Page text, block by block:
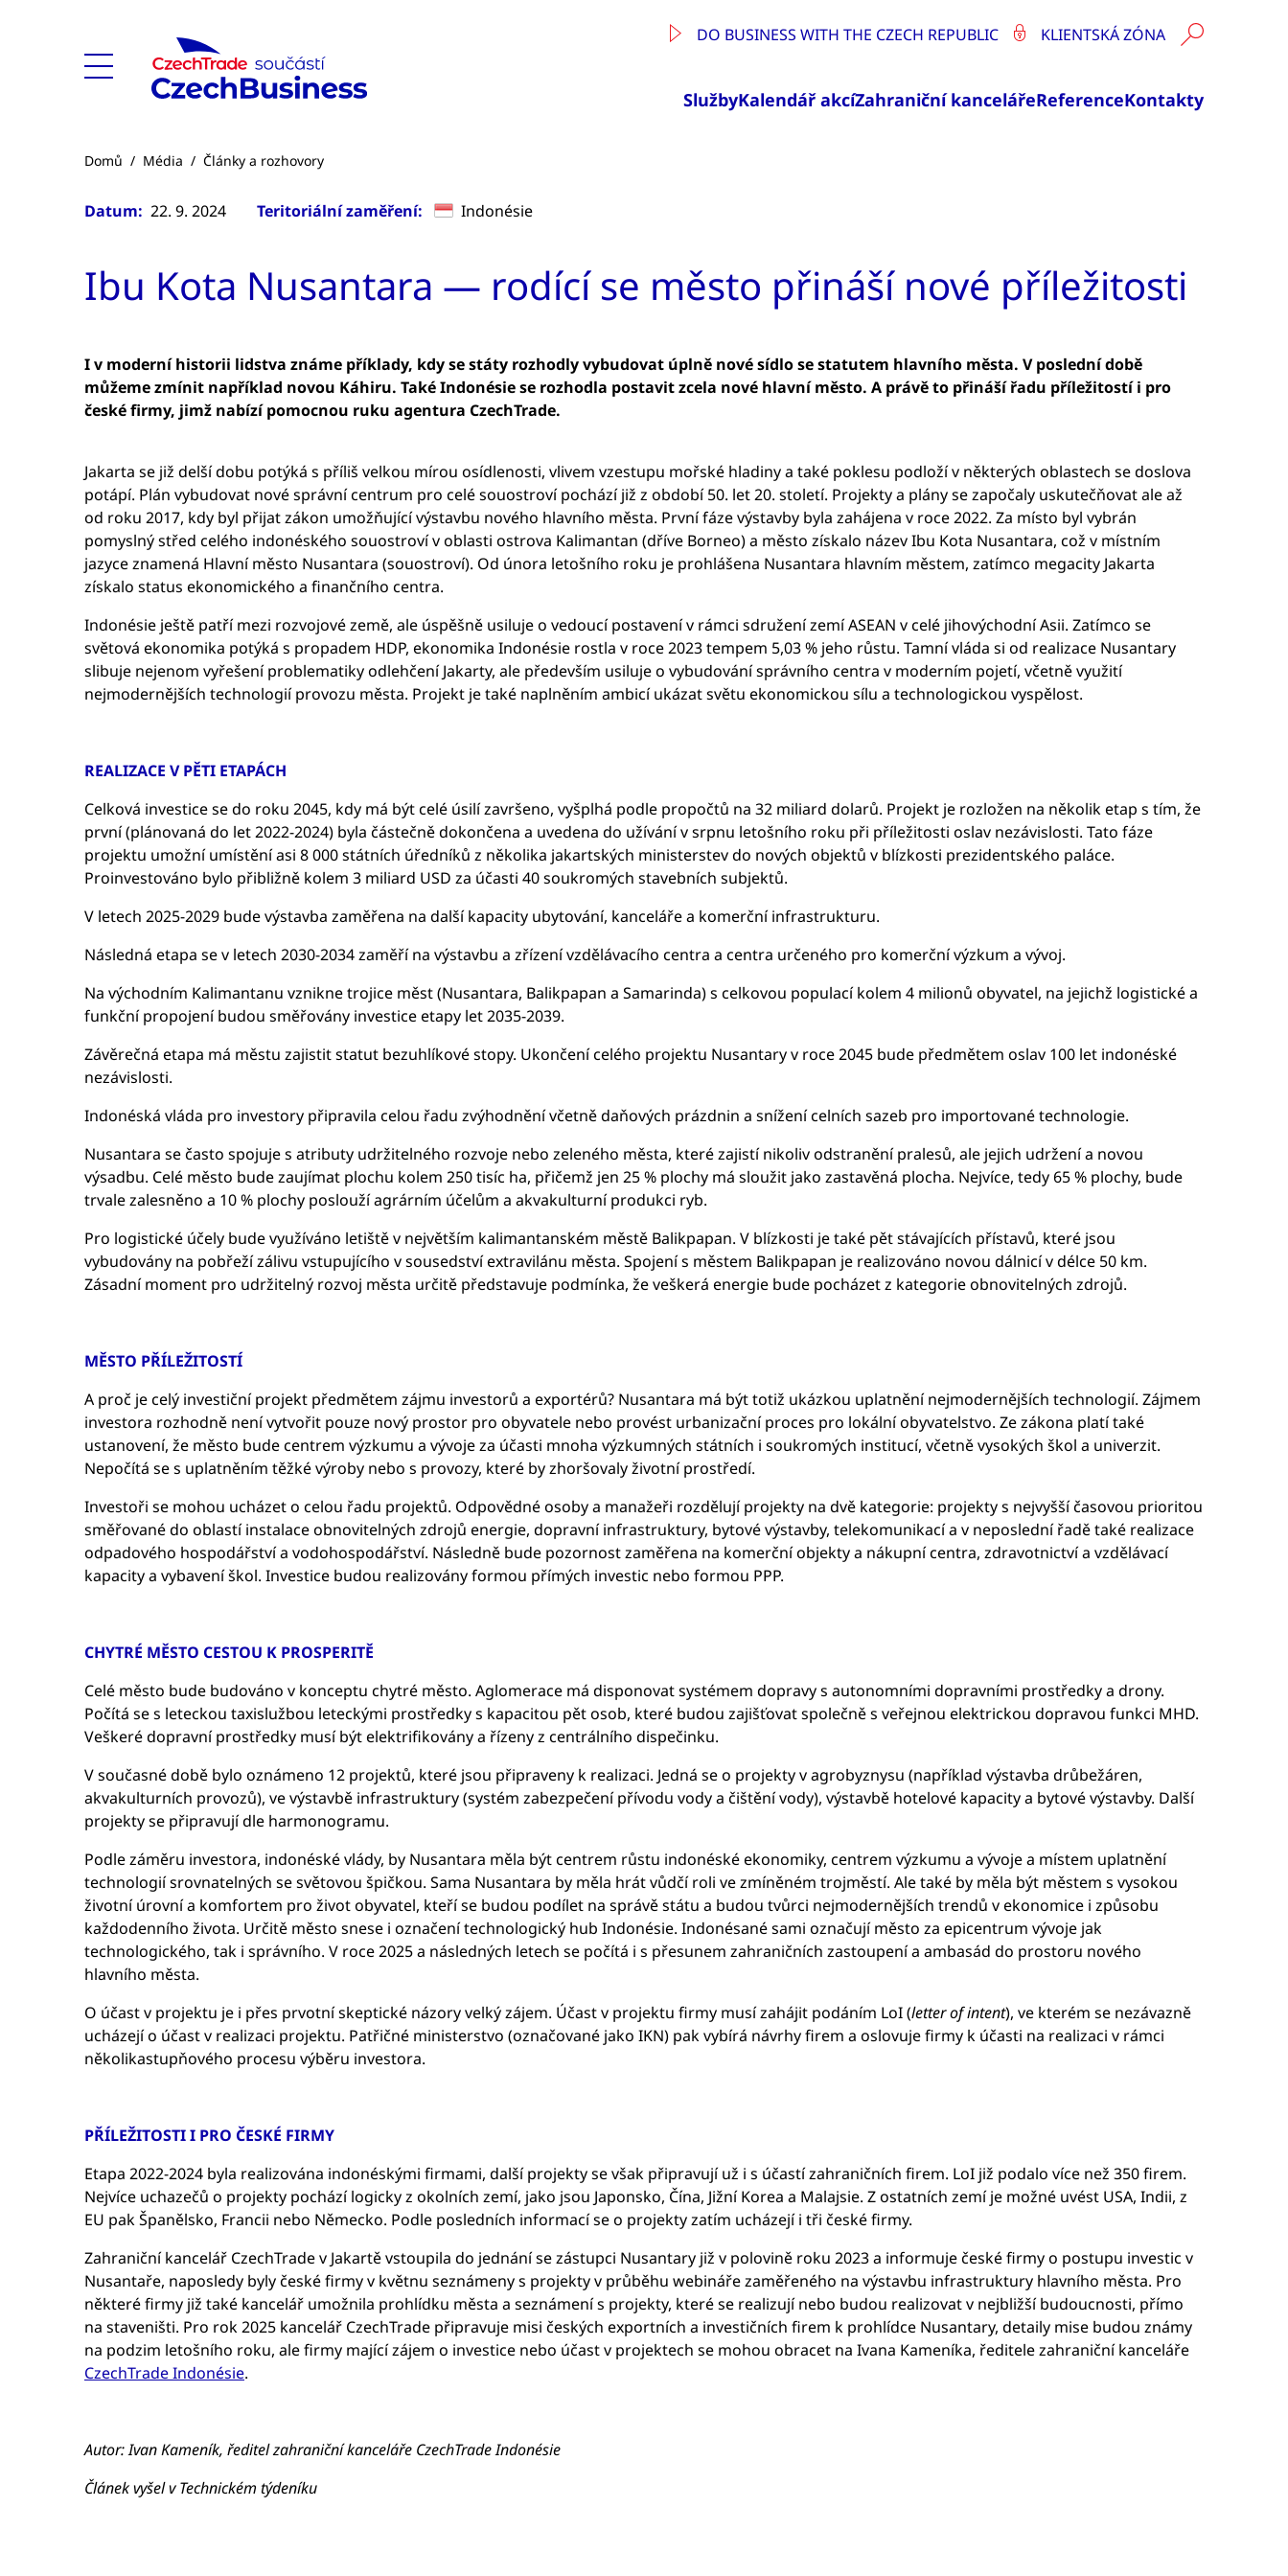
DO BUSINESS WITH THE CZECH REPUBLIC KLIENTSKÁ ZÓNA
SlužbyKalendář akcíZahraniční kancelářeReferenceKontakty
Domů / Média / Články a rozhovory
Datum: 22. 9. 2024 Teritoriální zaměření: Indonésie
Ibu Kota Nusantara — rodící se město přináší nové příležitosti
I v moderní historii lidstva známe příklady, kdy se státy rozhodly vybudovat úplně nové sídlo se statutem hlavního města. V poslední době
můžeme zmínit například novou Káhiru. Také Indonésie se rozhodla postavit zcela nové hlavní město. A právě to přináší řadu příležitostí i pro
české firmy, jimž nabízí pomocnou ruku agentura CzechTrade.
Jakarta se již delší dobu potýká s příliš velkou mírou osídlenosti, vlivem vzestupu mořské hladiny a také poklesu podloží v některých oblastech se doslova
potápí. Plán vybudovat nové správní centrum pro celé souostroví pochází již z období 50. let 20. století. Projekty a plány se započaly uskutečňovat ale až
od roku 2017, kdy byl přijat zákon umožňující výstavbu nového hlavního města. První fáze výstavby byla zahájena v roce 2022. Za místo byl vybrán
pomyslný střed celého indonéského souostroví v oblasti ostrova Kalimantan (dříve Borneo) a město získalo název Ibu Kota Nusantara, což v místním
jazyce znamená Hlavní město Nusantara (souostroví). Od února letošního roku je prohlášena Nusantara hlavním městem, zatímco megacity Jakarta
získalo status ekonomického a finančního centra.
Indonésie ještě patří mezi rozvojové země, ale úspěšně usiluje o vedoucí postavení v rámci sdružení zemí ASEAN v celé jihovýchodní Asii. Zatímco se
světová ekonomika potýká s propadem HDP, ekonomika Indonésie rostla v roce 2023 tempem 5,03 % jeho růstu. Tamní vláda si od realizace Nusantary
slibuje nejenom vyřešení problematiky odlehčení Jakarty, ale především usiluje o vybudování správního centra v moderním pojetí, včetně využití
nejmodernějších technologií provozu města. Projekt je také naplněním ambicí ukázat světu ekonomickou sílu a technologickou vyspělost.
REALIZACE V PĚTI ETAPÁCH
Celková investice se do roku 2045, kdy má být celé úsilí završeno, vyšplhá podle propočtů na 32 miliard dolarů. Projekt je rozložen na několik etap s tím, že
první (plánovaná do let 2022-2024) byla částečně dokončena a uvedena do užívání v srpnu letošního roku při příležitosti oslav nezávislosti. Tato fáze
projektu umožní umístění asi 8 000 státních úředníků z několika jakartských ministerstev do nových objektů v blízkosti prezidentského paláce.
Proinvestováno bylo přibližně kolem 3 miliard USD za účasti 40 soukromých stavebních subjektů.
V letech 2025-2029 bude výstavba zaměřena na další kapacity ubytování, kanceláře a komerční infrastrukturu.
Následná etapa se v letech 2030-2034 zaměří na výstavbu a zřízení vzdělávacího centra a centra určeného pro komerční výzkum a vývoj.
Na východním Kalimantanu vznikne trojice měst (Nusantara, Balikpapan a Samarinda) s celkovou populací kolem 4 milionů obyvatel, na jejichž logistické a
funkční propojení budou směřovány investice etapy let 2035-2039.
Závěrečná etapa má městu zajistit statut bezuhlíkové stopy. Ukončení celého projektu Nusantary v roce 2045 bude předmětem oslav 100 let indonéské
nezávislosti.
Indonéská vláda pro investory připravila celou řadu zvýhodnění včetně daňových prázdnin a snížení celních sazeb pro importované technologie.
Nusantara se často spojuje s atributy udržitelného rozvoje nebo zeleného města, které zajistí nikoliv odstranění pralesů, ale jejich udržení a novou
výsadbu. Celé město bude zaujímat plochu kolem 250 tisíc ha, přičemž jen 25 % plochy má sloužit jako zastavěná plocha. Nejvíce, tedy 65 % plochy, bude
trvale zalesněno a 10 % plochy poslouží agrárním účelům a akvakulturní produkci ryb.
Pro logistické účely bude využíváno letiště v největším kalimantanském městě Balikpapan. V blízkosti je také pět stávajících přístavů, které jsou
vybudovány na pobřeží zálivu vstupujícího v sousedství extravilánu města. Spojení s městem Balikpapan je realizováno novou dálnicí v délce 50 km.
Zásadní moment pro udržitelný rozvoj města určitě představuje podmínka, že veškerá energie bude pocházet z kategorie obnovitelných zdrojů.
MĚSTO PŘÍLEŽITOSTÍ
A proč je celý investiční projekt předmětem zájmu investorů a exportérů? Nusantara má být totiž ukázkou uplatnění nejmodernějších technologií. Zájmem
investora rozhodně není vytvořit pouze nový prostor pro obyvatele nebo provést urbanizační proces pro lokální obyvatelstvo. Ze zákona platí také
ustanovení, že město bude centrem výzkumu a vývoje za účasti mnoha výzkumných státních i soukromých institucí, včetně vysokých škol a univerzit.
Nepočítá se s uplatněním těžké výroby nebo s provozy, které by zhoršovaly životní prostředí.
Investoři se mohou ucházet o celou řadu projektů. Odpovědné osoby a manažeři rozdělují projekty na dvě kategorie: projekty s nejvyšší časovou prioritou
směřované do oblastí instalace obnovitelných zdrojů energie, dopravní infrastruktury, bytové výstavby, telekomunikací a v neposlední řadě také realizace
odpadového hospodářství a vodohospodářství. Následně bude pozornost zaměřena na komerční objekty a nákupní centra, zdravotnictví a vzdělávací
kapacity a vybavení škol. Investice budou realizovány formou přímých investic nebo formou PPP.
CHYTRÉ MĚSTO CESTOU K PROSPERITĚ
Celé město bude budováno v konceptu chytré město. Aglomerace má disponovat systémem dopravy s autonomními dopravními prostředky a drony.
Počítá se s leteckou taxislužbou leteckými prostředky s kapacitou pět osob, které budou zajišťovat společně s veřejnou elektrickou dopravou funkci MHD.
Veškeré dopravní prostředky musí být elektrifikovány a řízeny z centrálního dispečinku.
V současné době bylo oznámeno 12 projektů, které jsou připraveny k realizaci. Jedná se o projekty v agrobyznysu (například výstavba drůbežáren,
akvakulturních provozů), ve výstavbě infrastruktury (systém zabezpečení přívodu vody a čištění vody), výstavbě hotelové kapacity a bytové výstavby. Další
projekty se připravují dle harmonogramu.
Podle záměru investora, indonéské vlády, by Nusantara měla být centrem růstu indonéské ekonomiky, centrem výzkumu a vývoje a místem uplatnění
technologií srovnatelných se světovou špičkou. Sama Nusantara by měla hrát vůdčí roli ve zmíněném trojměstí. Ale také by měla být městem s vysokou
životní úrovní a komfortem pro život obyvatel, kteří se budou podílet na správě státu a budou tvůrci nejmodernějších trendů v ekonomice i způsobu
každodenního života. Určitě město snese i označení technologický hub Indonésie. Indonésané sami označují město za epicentrum vývoje jak
technologického, tak i správního. V roce 2025 a následných letech se počítá i s přesunem zahraničních zastoupení a ambasád do prostoru nového
hlavního města.
O účast v projektu je i přes prvotní skeptické názory velký zájem. Účast v projektu firmy musí zahájit podáním LoI (letter of intent), ve kterém se nezávazně
ucházejí o účast v realizaci projektu. Patřičné ministerstvo (označované jako IKN) pak vybírá návrhy firem a oslovuje firmy k účasti na realizaci v rámci
několikastupňového procesu výběru investora.
PŘÍLEŽITOSTI I PRO ČESKÉ FIRMY
Etapa 2022-2024 byla realizována indonéskými firmami, další projekty se však připravují už i s účastí zahraničních firem. LoI již podalo více než 350 firem.
Nejvíce uchazečů o projekty pochází logicky z okolních zemí, jako jsou Japonsko, Čína, Jižní Korea a Malajsie. Z ostatních zemí je možné uvést USA, Indii, z
EU pak Španělsko, Francii nebo Německo. Podle posledních informací se o projekty zatím ucházejí i tři české firmy.
Zahraniční kancelář CzechTrade v Jakartě vstoupila do jednání se zástupci Nusantary již v polovině roku 2023 a informuje české firmy o postupu investic v
Nusantaře, naposledy byly české firmy v květnu seznámeny s projekty v průběhu webináře zaměřeného na výstavbu infrastruktury hlavního města. Pro
některé firmy již také kancelář umožnila prohlídku města a seznámení s projekty, které se realizují nebo budou realizovat v nejbližší budoucnosti, přímo
na staveništi. Pro rok 2025 kancelář CzechTrade připravuje misi českých exportních a investičních firem k prohlídce Nusantary, detaily mise budou známy
na podzim letošního roku, ale firmy mající zájem o investice nebo účast v projektech se mohou obracet na Ivana Kameníka, ředitele zahraniční kanceláře
CzechTrade Indonésie.
Autor: Ivan Kameník, ředitel zahraniční kanceláře CzechTrade Indonésie
Článek vyšel v Technickém týdeníku